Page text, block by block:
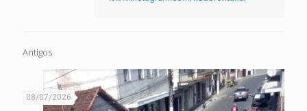
Antigos
08/07/2026